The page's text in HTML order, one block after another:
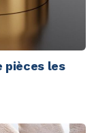
pièces les